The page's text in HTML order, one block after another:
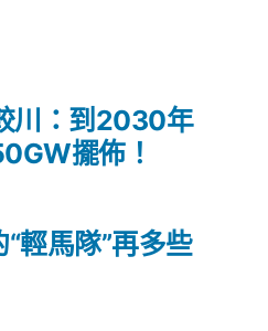
輕馬隊”再多些
川：到2030年
擺佈！